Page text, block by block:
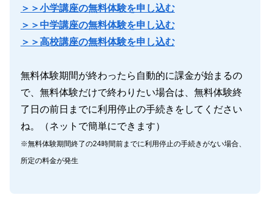
＞＞小学講座の無料体験を申し込む
＞＞中学講座の無料体験を申し込む
＞＞高校講座の無料体験を申し込む
無料体験期間が終わったら自動的に課金が始まるの
で、無料体験だけで終わりたい場合は、無料体験終
了日の前日までに利用停止の手続きをしてください
ね。（ネットで簡単にできます）
※無料体験期間終了の24時間前までに利用停止の手続きがない場合、
所定の料金が発生